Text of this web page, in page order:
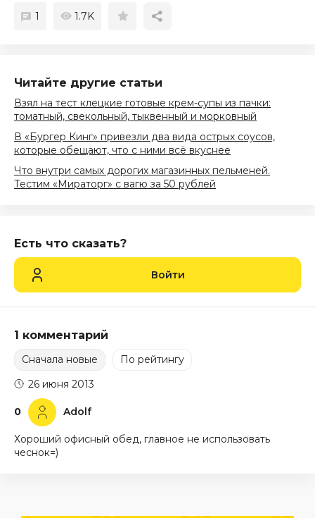
1 1.7K
Читайте другие статьи
Взял на тест клецкие готовые крем-супы из пачки:
томатный, свекольный, тыквенный и морковный
В «Бургер Кинг» привезли два вида острых соусов,
которые обещают, что с ними всё вкуснее
Что внутри самых дорогих магазинных пельменей.
Тестим «Мираторг» с вагю за 50 рублей
Есть что сказать?
Войти
1 комментарий
Сначала новые По рейтингу
0 Adolf
26 июня 2013
Хороший офисный обед, главное не использовать
чеснок=)